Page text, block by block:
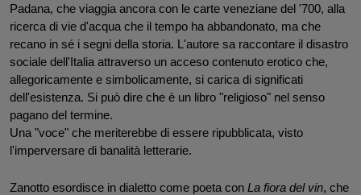
Padana, che viaggia ancora con le carte veneziane del '700, alla
ricerca di vie d'acqua che il tempo ha abbandonato, ma che
recano in sé i segni della storia. L'autore sa raccontare il disastro
sociale dell'Italia attraverso un acceso contenuto erotico che,
allegoricamente e simbolicamente, si carica di significati
dell'esistenza. Si può dire che è un libro "religioso" nel senso
pagano del termine.
Una "voce" che meriterebbe di essere ripubblicata, visto
l'imperversare di banalità letterarie.
Zanotto esordisce in dialetto come poeta con La fiora del vin, che